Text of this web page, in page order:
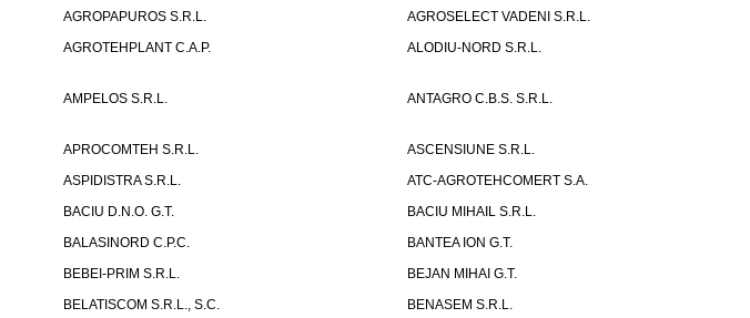
AGROPAPUROS S.R.L.
AGROSELECT VADENI S.R.L.
AGROTEHPLANT C.A.P.
ALODIU-NORD S.R.L.
AMPELOS S.R.L.
ANTAGRO C.B.S. S.R.L.
APROCOMTEH S.R.L.
ASCENSIUNE S.R.L.
ASPIDISTRA S.R.L.
ATC-AGROTEHCOMERT S.A.
BACIU D.N.O. G.T.
BACIU MIHAIL S.R.L.
BALASINORD C.P.C.
BANTEA ION G.T.
BEBEI-PRIM S.R.L.
BEJAN MIHAI G.T.
BELATISCOM S.R.L., S.C.
BENASEM S.R.L.